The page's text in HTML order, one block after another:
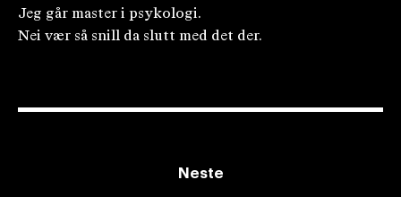
Jeg går master i psykologi.
Nei vær så snill da slutt med det der.
Neste